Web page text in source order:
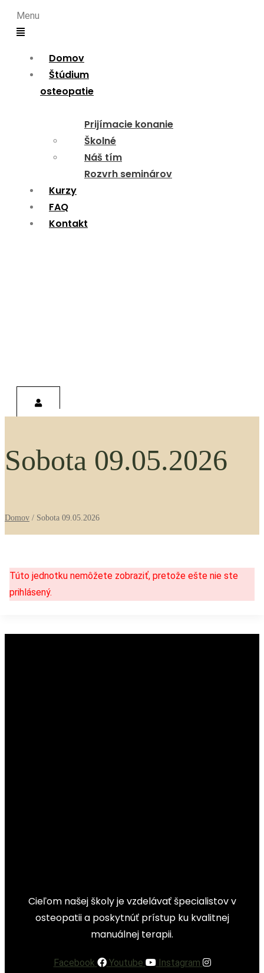
Menu
Domov
Štúdium
osteopatie
Prijímacie konanie
Školné
Náš tím
Rozvrh seminárov
Kurzy
FAQ
Kontakt
Sobota 09.05.2026
Domov / Sobota 09.05.2026
Túto jednotku nemôžete zobraziť, pretože ešte nie ste
prihlásený.
Cieľom našej školy je vzdelávať špecialistov v
osteopatii a poskytnúť prístup ku kvalitnej
manuálnej terapii.
Facebook Youtube Instagram